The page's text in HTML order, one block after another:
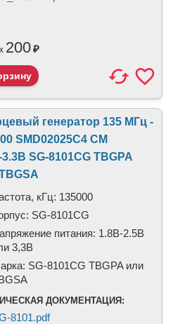
x 200₽
генератор 135 МГц -
SMD02025C4 CM
SG-8101CG TBGPA
кГц: 135000
SG-8101CG
питания: 1.8В-2.5B
3,3B
SG-8101CG TBGPA или
ДОКУМЕНТАЦИЯ:
8101.pdf